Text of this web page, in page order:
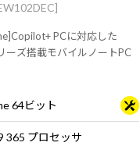
PCに対応した
ーズ搭載モバイルノートPC
64ビット
365 プロセッサ